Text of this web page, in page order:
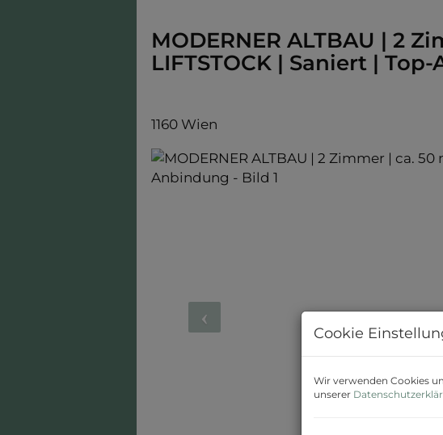
MODERNER ALTBAU | 2
LIFTSTOCK | Saniert |
1160 Wien
Cookie
Wir verwenden Cookies
unserer